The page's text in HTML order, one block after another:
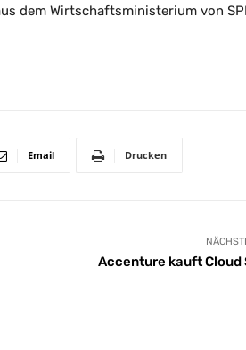
dem Wirtschaftsministerium von
Email Drucken
Accenture kauft Cloud